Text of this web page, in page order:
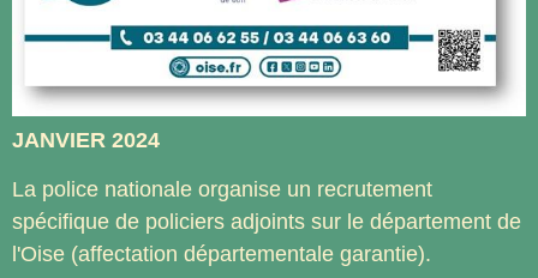
JANVIER 2024
La police nationale organise un recrutement
spécifique de policiers adjoints sur le département de
l'Oise (affectation départementale garantie).